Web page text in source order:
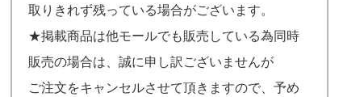
取りきれず残っている場合がございます。
★掲載商品は他モールでも販売している為同時
販売の場合は、誠に申し訳ございませんが
ご注文をキャンセルさせて頂きますので、予め